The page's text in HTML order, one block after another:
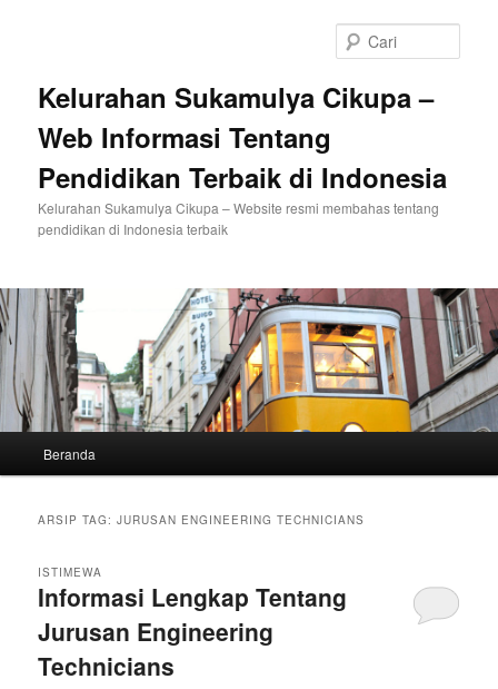
Kelurahan Sukamulya Cikupa –
Web Informasi Tentang
Pendidikan Terbaik di Indonesia
Kelurahan Sukamulya Cikupa – Website resmi membahas tentang
pendidikan di Indonesia terbaik
Beranda
ARSIP TAG:JURUSAN ENGINEERING TECHNICIANS
Informasi Lengkap Tentang
Jurusan Engineering
Technicians
ISTIMEWA